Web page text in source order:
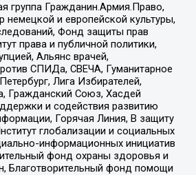
группа Гражданин.Армия.Право,
немецкой и европейской культуры,
Фонд защиты прав
права и публичной политики,
Альянс врачей,
СПИДа, СВЕЧА, Гуманитарное
Лига Избирателей,
Гражданский Союз, Хасдей
и содействия развитию
Горячая Линия, В защиту
глобализации и социальных
информационных инициатив
фонд охраны здоровья и
Благотворительный фонд помощи